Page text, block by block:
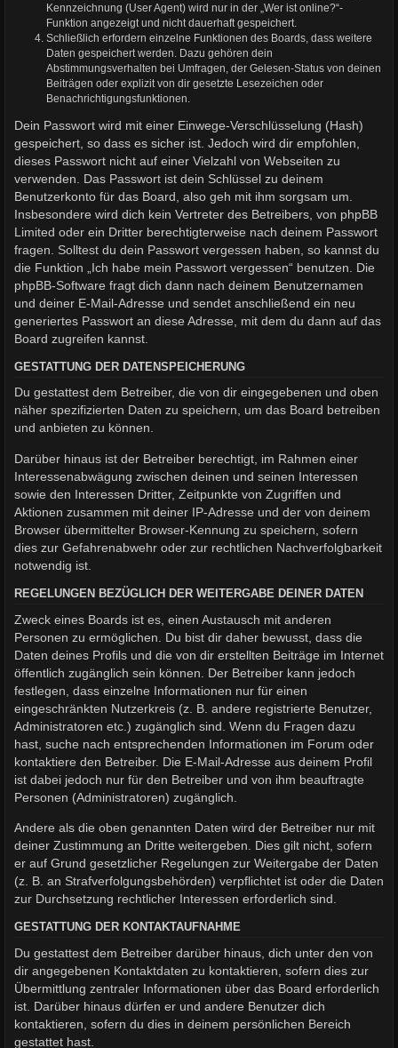
Kennzeichnung (User Agent) wird nur in der „Wer ist online?“-
Funktion angezeigt und nicht dauerhaft gespeichert.
Schließlich erfordern einzelne Funktionen des Boards, dass weitere
Daten gespeichert werden. Dazu gehören dein
Abstimmungsverhalten bei Umfragen, der Gelesen-Status von deinen
Beiträgen oder explizit von dir gesetzte Lesezeichen oder
Benachrichtigungsfunktionen.
Dein Passwort wird mit einer Einwege-Verschlüsselung (Hash)
gespeichert, so dass es sicher ist. Jedoch wird dir empfohlen,
dieses Passwort nicht auf einer Vielzahl von Webseiten zu
verwenden. Das Passwort ist dein Schlüssel zu deinem
Benutzerkonto für das Board, also geh mit ihm sorgsam um.
Insbesondere wird dich kein Vertreter des Betreibers, von phpBB
Limited oder ein Dritter berechtigterweise nach deinem Passwort
fragen. Solltest du dein Passwort vergessen haben, so kannst du
die Funktion „Ich habe mein Passwort vergessen“ benutzen. Die
phpBB-Software fragt dich dann nach deinem Benutzernamen
und deiner E-Mail-Adresse und sendet anschließend ein neu
generiertes Passwort an diese Adresse, mit dem du dann auf das
Board zugreifen kannst.
GESTATTUNG DER DATENSPEICHERUNG
Du gestattest dem Betreiber, die von dir eingegebenen und oben
näher spezifizierten Daten zu speichern, um das Board betreiben
und anbieten zu können.
Darüber hinaus ist der Betreiber berechtigt, im Rahmen einer
Interessenabwägung zwischen deinen und seinen Interessen
sowie den Interessen Dritter, Zeitpunkte von Zugriffen und
Aktionen zusammen mit deiner IP-Adresse und der von deinem
Browser übermittelter Browser-Kennung zu speichern, sofern
dies zur Gefahrenabwehr oder zur rechtlichen Nachverfolgbarkeit
notwendig ist.
REGELUNGEN BEZÜGLICH DER WEITERGABE DEINER DATEN
Zweck eines Boards ist es, einen Austausch mit anderen
Personen zu ermöglichen. Du bist dir daher bewusst, dass die
Daten deines Profils und die von dir erstellten Beiträge im Internet
öffentlich zugänglich sein können. Der Betreiber kann jedoch
festlegen, dass einzelne Informationen nur für einen
eingeschränkten Nutzerkreis (z. B. andere registrierte Benutzer,
Administratoren etc.) zugänglich sind. Wenn du Fragen dazu
hast, suche nach entsprechenden Informationen im Forum oder
kontaktiere den Betreiber. Die E-Mail-Adresse aus deinem Profil
ist dabei jedoch nur für den Betreiber und von ihm beauftragte
Personen (Administratoren) zugänglich.
Andere als die oben genannten Daten wird der Betreiber nur mit
deiner Zustimmung an Dritte weitergeben. Dies gilt nicht, sofern
er auf Grund gesetzlicher Regelungen zur Weitergabe der Daten
(z. B. an Strafverfolgungsbehörden) verpflichtet ist oder die Daten
zur Durchsetzung rechtlicher Interessen erforderlich sind.
GESTATTUNG DER KONTAKTAUFNAHME
Du gestattest dem Betreiber darüber hinaus, dich unter den von
dir angegebenen Kontaktdaten zu kontaktieren, sofern dies zur
Übermittlung zentraler Informationen über das Board erforderlich
ist. Darüber hinaus dürfen er und andere Benutzer dich
kontaktieren, sofern du dies in deinem persönlichen Bereich
gestattet hast.